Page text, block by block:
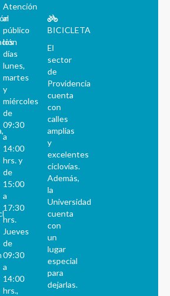
Atención
al
público
los
días
lunes,
martes
y
miércoles
de
09:30
a
14:00
hrs. y
de
15:00
a
17:30
hrs.
Jueves
de
09:30
a
14:00
hrs.,
BICICLETA
El
sector
de
Providencia
cuenta
con
calles
amplias
y
excelentes
ciclovías.
Además,
la
Universidad
cuenta
con
un
lugar
especial
para
dejarlas.